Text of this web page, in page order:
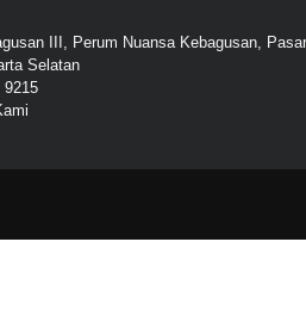
III, Perum Nuansa Kebagusan, Pasar
Selatan
9215